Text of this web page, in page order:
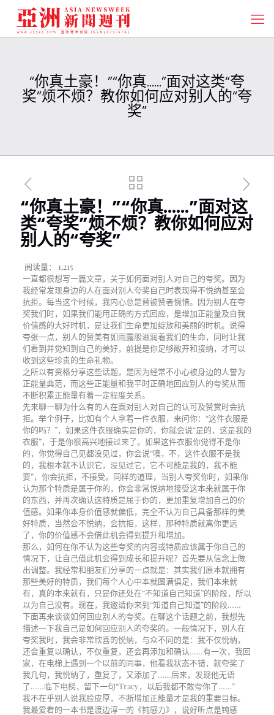
“你真土豪！”“你真……”面对这类“夸
奖”烦不烦？教你如何应对别人的“夸
奖”
“你真土豪！”“你真……”面对这
类“夸奖”烦不烦？教你如何应对
别人的“夸奖”
阅读量：
1,215
一直都很想写一篇文章，关于如何面对别人对自己的夸奖。因为
我经常发现身边的人在面对别人夸奖自己时表现得不悦纳甚至会
抗拒。每当这个时候，我内心总是替被赞者惋惜。因为别人在夸
奖我们时，如果我们能用正确的方式回应，是增加正能量及自我
价值感的大好时机，是让我们生命更加绽放和美丽的时机。说得
夸张一点，别人的赞美有如雨露般滋润着我们的生命，同时让我
们看到并觉知到自己的美好，前提是你足够敞开和接纳，才可以
收到这些珍贵的生命礼物。
之所以有资格分享这些话题，是因为经常不小心被身边的人誉为
正能量典范，而这些正能量和我平时正确地回应别人的夸奖从而
不断积累正能量有着一定程度关系。
先来聊一聊为什么有的人在面对别人对自己的认可及赞赏时会抗
拒。举个例子，比如有个人拿着一件衣服，来问你：“这件衣服是
你的吗？”，如果这件衣服确实是你的，你就会说“是的，这是我的
衣服”，于是你很高兴地接过来了。如果这件衣服你觉得不是你
的，你觉得自己见都没见过，你会说“噢，不，这件衣服不是我
的，我根本就不认识它，没见过它，它不可能是我的，我不能
要”，你会抗拒，不接受。同样的道理，当别人夸奖你时，如果你
认为那个特质是属于你的，你会非常悦纳地接受这本来就属于你
的东西，并再次确认这特质是属于你的，更加重复增加自己的价
值感。如果你本身价值感就偏低，完全不认为自己具备那样的美
好特质，当然会不悦纳，会抗拒，这样，那种特质就离你更远
了，你的价值感不会借此机会得到提升和增加。
那么，如何在你不认为这些夸奖的内容或特质应该属于你自己的
情况下，让自己借此机会得到成长和提升呢？首先要从信念上做
出调整。我经常和朋友们分享的一点就是：其实我们原本就拥有
那些美好的特质，我们每个人心中本就圆满俱足，我们本来就
有，真的本来就有，只是你还处在“不知道自己知道”的阶段，所以
以为自己没有。现在，我邀请你来到“知道自己知道”的阶段……
下面再来谈谈如何回应别人的夸奖。在聊这个话题之前，我想先
描述一下我自己是如何回应别人的夸奖的。一般情况下，别人在
夸奖我时，我会非常欣喜的悦纳，与众不同的是：我不仅悦纳，
还会重复以确认，不仅重复，还会再添加和确认……有一次，我回
家，在电梯上遇到一个以前的同事，他看我状态不错，就夸奖了
我几句，我悦纳了，重复了，又添加了……后来，发现他无语
了……临下电梯，留下一句“Tracy，以后我都不敢夸你了……”
我不在乎别人说我脸皮厚，不断增加正能量才是我的重要目标。
我最爱看的一本书是渡边淳一的《钝感力》，说好听点是钝感